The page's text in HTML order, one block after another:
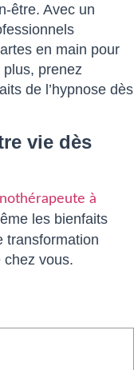
être. Avec un
en main pour
plus, prenez
de l’hypnose dès
vie dès
à
les bienfaits
transformation
chez vous.